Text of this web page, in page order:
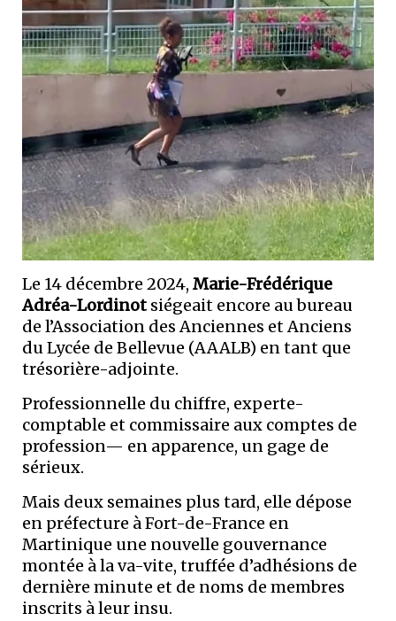
Le 14 décembre 2024, Marie-Frédérique
Adréa-Lordinot siégeait encore au bureau
de l’Association des Anciennes et Anciens
du Lycée de Bellevue (AAALB) en tant que
trésorière-adjointe.
Professionnelle du chiffre, experte-
comptable et commissaire aux comptes de
profession— en apparence, un gage de
sérieux.
Mais deux semaines plus tard, elle dépose
en préfecture à Fort-de-France en
Martinique une nouvelle gouvernance
montée à la va-vite, truffée d’adhésions de
dernière minute et de noms de membres
inscrits à leur insu.